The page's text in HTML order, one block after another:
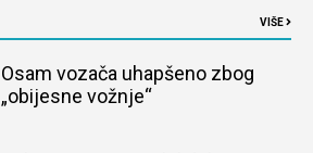
VIŠE
Osam vozača uhapšeno zbog
„obijesne vožnje“